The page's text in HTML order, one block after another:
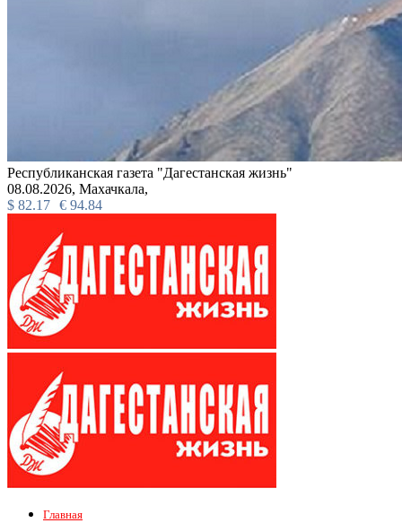
Республиканская газета "Дагестанская жизнь"
08.08.2026, Махачкала,
$ 82.17 € 94.84
Главная